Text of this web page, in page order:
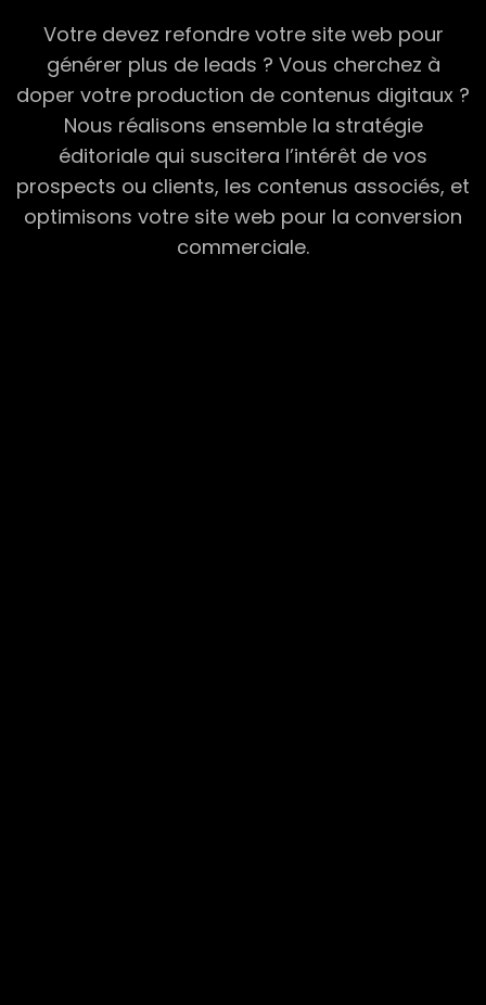
Votre devez refondre votre site web pour
générer plus de leads ? Vous cherchez à
doper votre production de contenus digitaux ?
Nous réalisons ensemble la stratégie
éditoriale qui suscitera l’intérêt de vos
prospects ou clients, les contenus associés, et
optimisons votre site web pour la conversion
commerciale.